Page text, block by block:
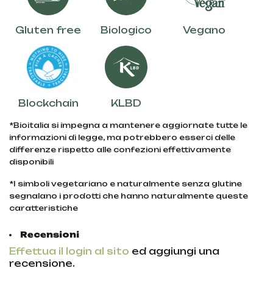
Gluten free Biologico Vegano
Blockchain KLBD
*Bioitalia si impegna a mantenere aggiornate tutte le
informazioni di legge, ma potrebbero esserci delle
differenze rispetto alle confezioni effettivamente
disponibili
*I simboli vegetariano e naturalmente senza glutine
segnalano i prodotti che hanno naturalmente queste
caratteristiche
Recensioni
Effettua il login al sito ed aggiungi una
recensione.